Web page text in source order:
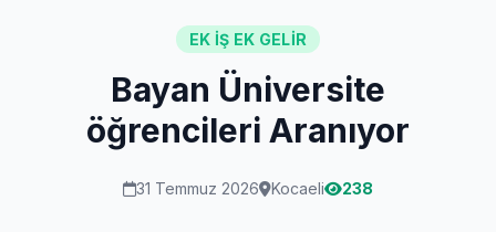
EK İŞ EK GELIR
Bayan Üniversite
öğrencileri Aranıyor
31 Temmuz 2026 Kocaeli 238